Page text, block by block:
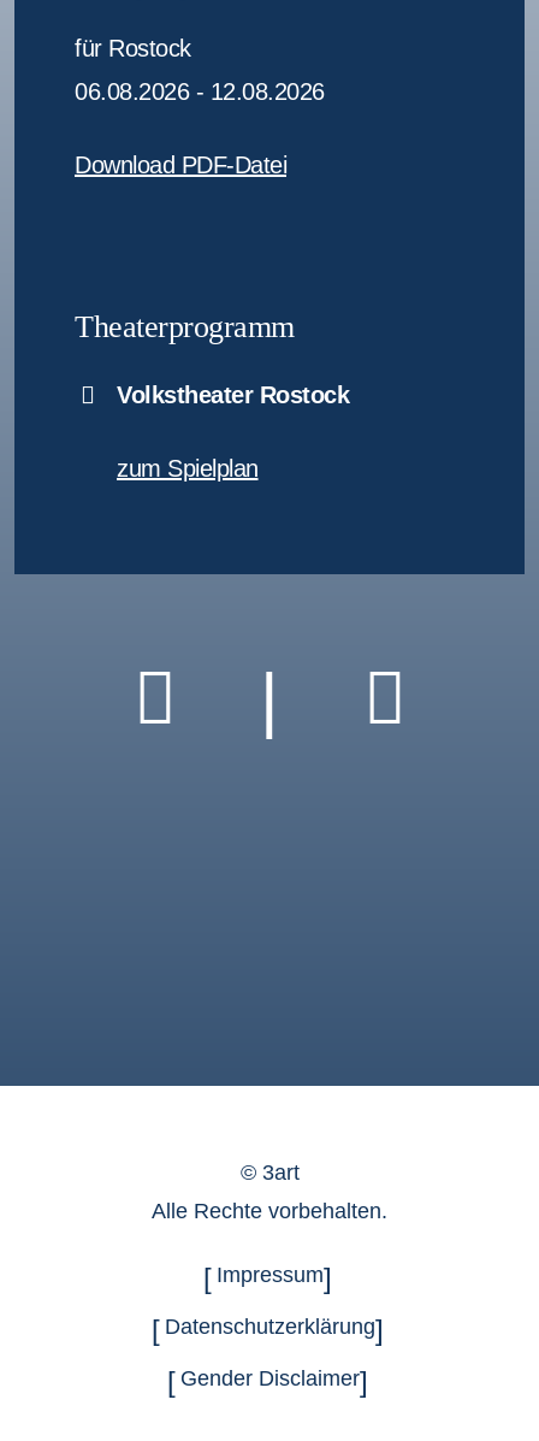
für Rostock
06.08.2026 - 12.08.2026
Download PDF-Datei
Theaterprogramm
Volkstheater Rostock
zum Spielplan
|
© 3art
Alle Rechte vorbehalten.
Impressum
Datenschutzerklärung
Gender Disclaimer